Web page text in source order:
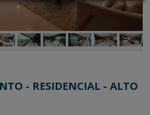
- RESIDENCIAL - ALTO